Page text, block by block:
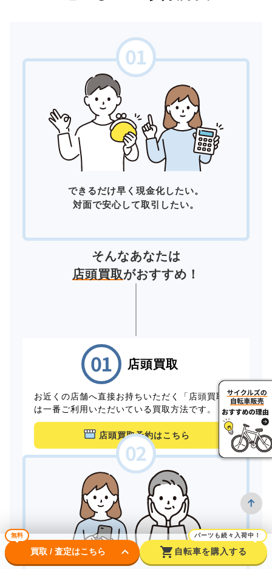
できるだけ早く現金化したい。
対面で安心して取引したい。
そんなあなたは
店頭買取がおすすめ！
店頭買取
お近くの店舗へ直接お持ちいただく「店頭買取」
は一番ご利用いただいている買取方法です。
店頭買取予約はこちら
無料
買取 / 査定はこちら keyboard_arrow_down shopping_cart
パーツも続々入荷中！
自転車を購入する